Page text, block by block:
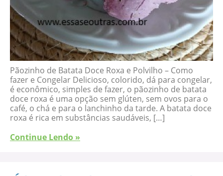
Pãozinho de Batata Doce Roxa e Polvilho – Como
fazer e Congelar Delicioso, colorido, dá para congelar,
é econômico, simples de fazer, o pãozinho de batata
doce roxa é uma opção sem glúten, sem ovos para o
café, o chá e para o lanchinho da tarde. A batata doce
roxa é rica em substâncias saudáveis, […]
Continue Lendo »